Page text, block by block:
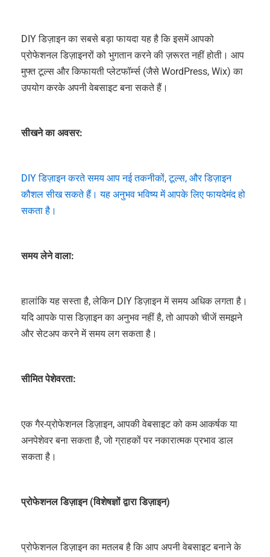
DIY डिज़ाइन का सबसे बड़ा फायदा यह है कि इसमें आपको
प्रोफेशनल डिज़ाइनरों को भुगतान करने की ज़रूरत नहीं होती। आप
मुफ्त टूल्स और किफायती प्लेटफॉर्म्स (जैसे WordPress, Wix) का
उपयोग करके अपनी वेबसाइट बना सकते हैं।
सीखने का अवसर:
DIY डिज़ाइन करते समय आप नई तकनीकों, टूल्स, और डिज़ाइन
कौशल सीख सकते हैं। यह अनुभव भविष्य में आपके लिए फायदेमंद हो
सकता है।
समय लेने वाला:
हालांकि यह सस्ता है, लेकिन DIY डिज़ाइन में समय अधिक लगता है।
यदि आपके पास डिज़ाइन का अनुभव नहीं है, तो आपको चीजें समझने
और सेटअप करने में समय लग सकता है।
सीमित पेशेवरता:
एक गैर-प्रोफेशनल डिज़ाइन, आपकी वेबसाइट को कम आकर्षक या
अनपेशेवर बना सकता है, जो ग्राहकों पर नकारात्मक प्रभाव डाल
सकता है।
प्रोफेशनल डिज़ाइन (विशेषज्ञों द्वारा डिज़ाइन)
प्रोफेशनल डिज़ाइन का मतलब है कि आप अपनी वेबसाइट बनाने के